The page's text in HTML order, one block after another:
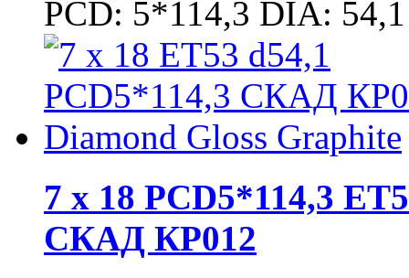
PCD: 5*114,3 DIA: 54,1
7 x 18 PCD5*114,3
СКАД КР012